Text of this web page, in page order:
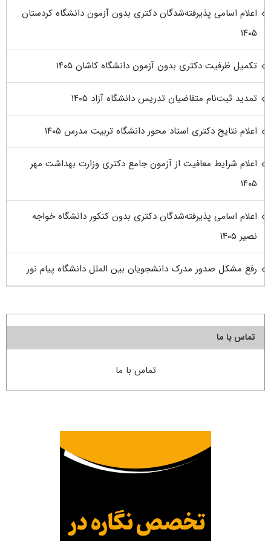
اعلام اسامی پذیرفته‌شدگان دکتری بدون آزمون دانشگاه کردستان
۱۴۰۵
تکمیل ظرفیت دکتری بدون آزمون دانشگاه کاشان ۱۴۰۵
تمدید ثبت‌نام متقاضیان تدریس دانشگاه آزاد ۱۴۰۵
اعلام نتایج دکتری استاد محور دانشگاه تربیت مدرس ۱۴۰۵
اعلام شرایط معافیت از آزمون جامع دکتری وزارت بهداشت مهر
۱۴۰۵
اعلام اسامی پذیرفته‌شدگان دکتری بدون کنکور دانشگاه خواجه
نصیر ۱۴۰۵
رفع مشکل صدور مدرک دانشجویان بین الملل دانشگاه پیام نور
تماس با ما
تماس با ما